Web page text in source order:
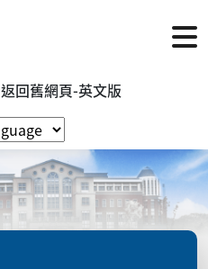
返回舊網頁-英文版